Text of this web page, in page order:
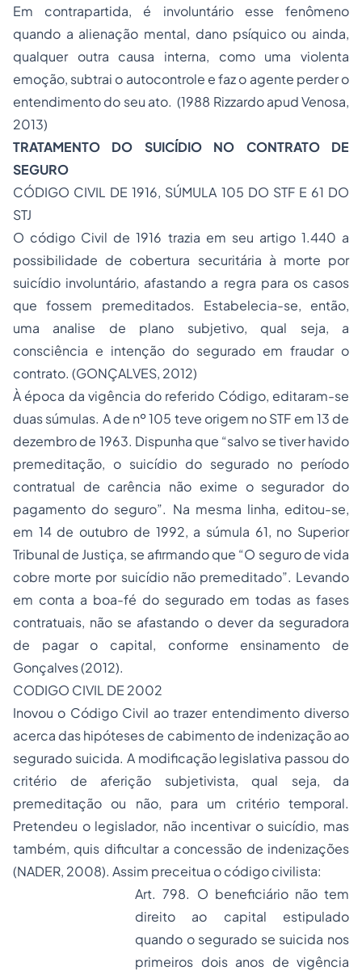
Em contrapartida, é involuntário esse fenômeno
quando a alienação mental, dano psíquico ou ainda,
qualquer outra causa interna, como uma violenta
emoção, subtrai o autocontrole e faz o agente perder o
entendimento do seu ato. (1988 RizzardoapudVenosa,
2013)
TRATAMENTO DO SUICÍDIO NO CONTRATO DE
SEGURO
CÓDIGO CIVIL DE 1916, SÚMULA 105 DO STF E 61 DO
STJ
O código Civil de 1916 trazia em seu artigo 1.440 a
possibilidade de cobertura securitária à morte por
suicídio involuntário, afastando a regra para os casos
que fossem premeditados. Estabelecia-se, então,
uma analise de plano subjetivo, qual seja, a
consciência e intenção do segurado em fraudar o
contrato. (GONÇALVES, 2012)
À época da vigência do referido Código, editaram-se
duas súmulas. A de nº 105 teve origem no STF em 13 de
dezembro de 1963. Dispunha que “salvo se tiver havido
premeditação, o suicídio do segurado no período
contratual de carência não exime o segurador do
pagamento do seguro”. Na mesma linha, editou-se,
em 14 de outubro de 1992, a súmula 61, no Superior
Tribunal de Justiça, se afirmando que “O seguro de vida
cobre morte por suicídio não premeditado”. Levando
em conta a boa-fé do segurado em todas as fases
contratuais, não se afastando o dever da seguradora
de pagar o capital, conforme ensinamento de
Gonçalves (2012).
CODIGO CIVIL DE 2002
Inovou o Código Civil ao trazer entendimento diverso
acerca das hipóteses de cabimento de indenização ao
segurado suicida. A modificação legislativa passou do
critério de aferição subjetivista, qual seja, da
premeditação ou não, para um critério temporal.
Pretendeu o legislador, não incentivar o suicídio, mas
também, quis dificultar a concessão de indenizações
(NADER, 2008). Assim preceitua o código civilista:
Art. 798. O beneficiário não tem
direito ao capital estipulado
quando o segurado se suicida nos
primeiros dois anos de vigência